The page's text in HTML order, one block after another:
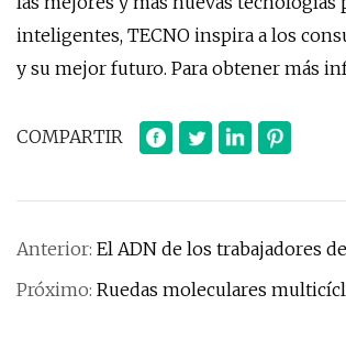
inteligentes, TECNO inspira a los
y su mejor futuro. Para obtener más
COMPARTIR
Anterior: El ADN de los trabajadores
Próximo: Ruedas moleculares